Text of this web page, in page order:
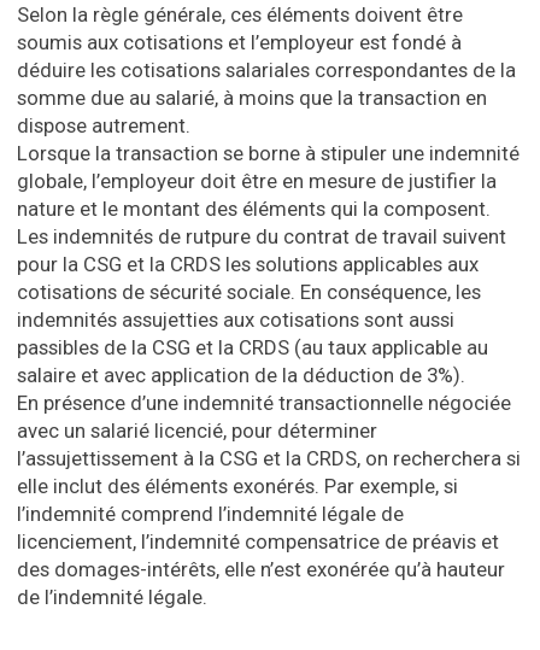
Selon la règle générale, ces éléments doivent être
soumis aux cotisations et l’employeur est fondé à
déduire les cotisations salariales correspondantes de la
somme due au salarié, à moins que la transaction en
dispose autrement.
Lorsque la transaction se borne à stipuler une indemnité
globale, l’employeur doit être en mesure de justifier la
nature et le montant des éléments qui la composent.
Les indemnités de rutpure du contrat de travail suivent
pour la CSG et la CRDS les solutions applicables aux
cotisations de sécurité sociale. En conséquence, les
indemnités assujetties aux cotisations sont aussi
passibles de la CSG et la CRDS (au taux applicable au
salaire et avec application de la déduction de 3%).
En présence d’une indemnité transactionnelle négociée
avec un salarié licencié, pour déterminer
l’assujettissement à la CSG et la CRDS, on recherchera si
elle inclut des éléments exonérés. Par exemple, si
l’indemnité comprend l’indemnité légale de
licenciement, l’indemnité compensatrice de préavis et
des domages-intérêts, elle n’est exonérée qu’à hauteur
de l’indemnité légale.